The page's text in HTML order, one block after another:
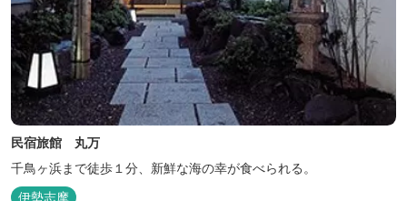
民宿旅館 丸万
千鳥ヶ浜まで徒歩１分、新鮮な海の幸が食べられる。
伊勢志摩